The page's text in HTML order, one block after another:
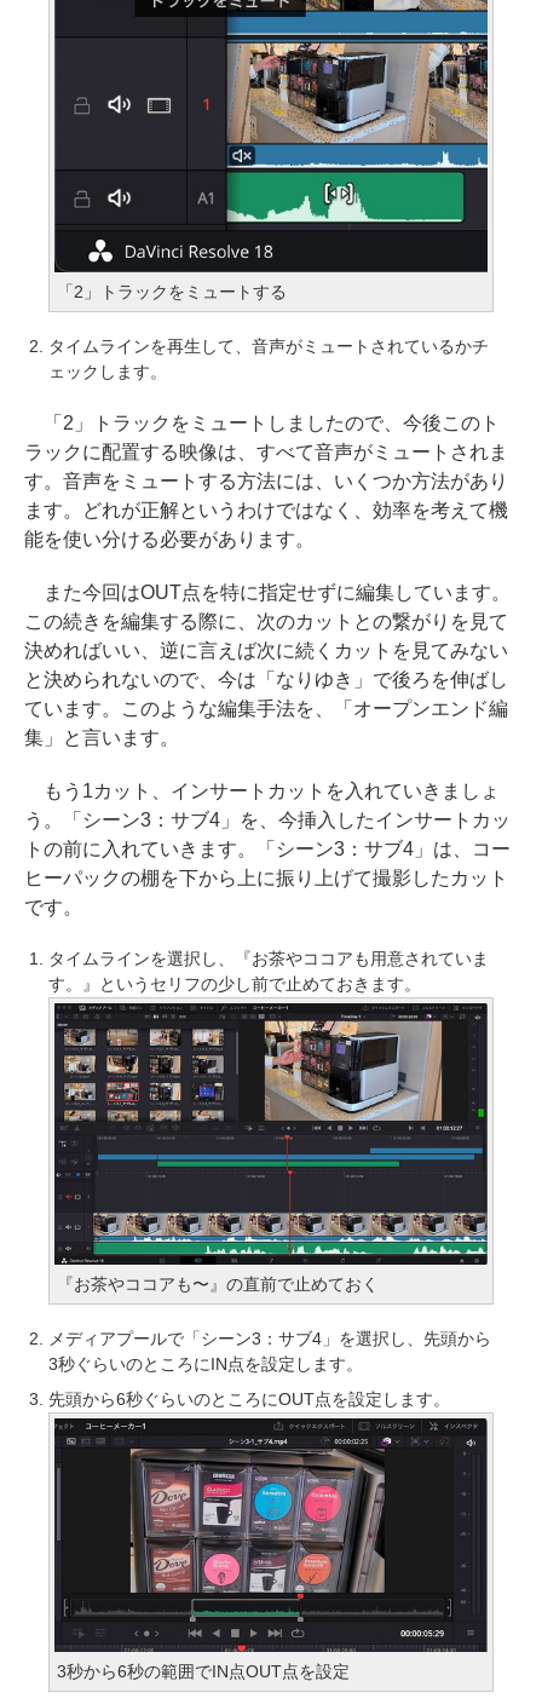
「2」トラックをミュートする
タイムラインを再生して、音声がミュートされているかチ
ェックします。
「2」トラックをミュートしましたので、今後このト
ラックに配置する映像は、すべて音声がミュートされま
す。音声をミュートする方法には、いくつか方法があり
ます。どれが正解というわけではなく、効率を考えて機
能を使い分ける必要があります。
また今回はOUT点を特に指定せずに編集しています。
この続きを編集する際に、次のカットとの繋がりを見て
決めればいい、逆に言えば次に続くカットを見てみない
と決められないので、今は「なりゆき」で後ろを伸ばし
ています。このような編集手法を、「オープンエンド編
集」と言います。
もう1カット、インサートカットを入れていきましょ
う。「シーン3：サブ4」を、今挿入したインサートカッ
トの前に入れていきます。「シーン3：サブ4」は、コー
ヒーパックの棚を下から上に振り上げて撮影したカット
です。
タイムラインを選択し、『お茶やココアも用意されていま
す。』というセリフの少し前で止めておきます。
『お茶やココアも〜』の直前で止めておく
メディアプールで「シーン3：サブ4」を選択し、先頭から
3秒ぐらいのところにIN点を設定します。
先頭から6秒ぐらいのところにOUT点を設定します。
3秒から6秒の範囲でIN点OUT点を設定